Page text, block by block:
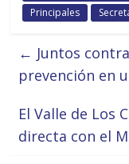
Principales
← Juntos
prevención en
El Valle de Los
directa con el